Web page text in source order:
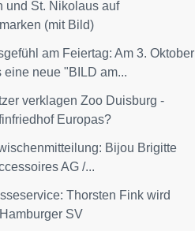
und St. Nikolaus auf
(mit Bild)
am Feiertag: Am 3. Oktober
eine neue "BILD am...
verklagen Zoo Duisburg -
Europas?
Bijou Brigitte
AG /...
Thorsten Fink wird
SV